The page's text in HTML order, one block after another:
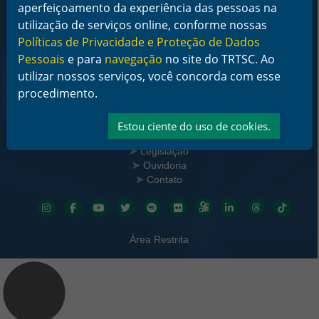
De segunda a sexta-feira das 12 às 18 horas
Telefone: (48) 3216-4000
Links Rápidos
Institucional
Jurisprudência
Transparência
Legislação
Ouvidoria
Contato
Redes sociais
Área Restrita
aperfeiçoamento da experiência das pessoas na
utilização de serviços online, conforme nossas
Políticas de Privacidade e Proteção de Dados
Pessoais e para navegação no site do TRTSC. Ao
utilizar nossos serviços, você concorda com esse
procedimento.
Estou ciente do uso de cookies.